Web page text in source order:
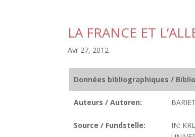
LA FRANCE ET
Avr 27, 2012
Données bibliographiques /
Auteurs / Autoren:
Source / Fundstelle:
IN: